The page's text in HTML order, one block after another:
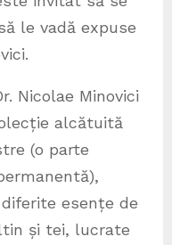
le vadă expuse
Nicolae Minovici
alcătuită
(o parte
esențe de
și tei, lucrate